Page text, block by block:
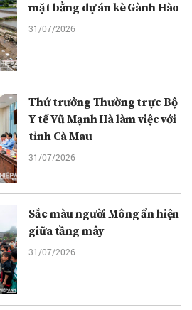
mặt bằng dự án kè Gành Hào
31/07/2026
Thứ trưởng Thường trực Bộ
Y tế Vũ Mạnh Hà làm việc với
tỉnh Cà Mau
31/07/2026
Sắc màu người Mông ẩn hiện
giữa tầng mây
31/07/2026